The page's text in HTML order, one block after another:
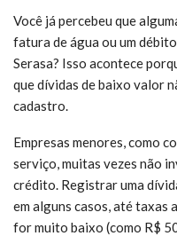
Você já percebeu que
fatura de água ou um
Serasa? Isso acontece
que dívidas de baixo valor
cadastro.
Empresas menores, como
serviço, muitas vezes não
crédito. Registrar uma
em alguns casos, até taxas
for muito baixo (como R$